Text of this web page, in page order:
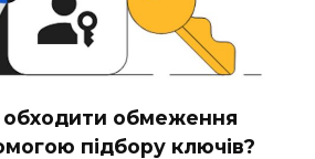
обходити обмеження
підбору ключів?